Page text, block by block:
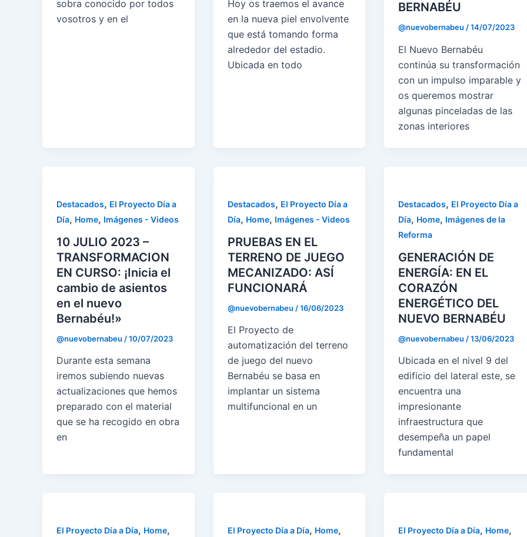
sobra conocido por todos
vosotros y en el
Hoy os traemos el avance
en la nueva piel envolvente
que está tomando forma
alrededor del estadio.
Ubicada en todo
BERNABÉU
@nuevobernabeu/14/07/2023
El Nuevo Bernabéu
continúa su transformación
con un impulso imparable y
os queremos mostrar
algunas pinceladas de las
zonas interiores
Destacados, El Proyecto Día a
Día, Home, Imágenes - Videos
10 JULIO 2023 –
TRANSFORMACION
EN CURSO: ¡Inicia el
cambio de asientos
en el nuevo
Bernabéu!»
@nuevobernabeu /10/07/2023
Durante esta semana
iremos subiendo nuevas
actualizaciones que hemos
preparado con el material
que se ha recogido en obra
en
Destacados, El Proyecto Día a
Día, Home, Imágenes - Videos
PRUEBAS EN EL
TERRENO DE JUEGO
MECANIZADO: ASÍ
FUNCIONARÁ
@nuevobernabeu /16/06/2023
El Proyecto de
automatización del terreno
de juego del nuevo
Bernabéu se basa en
implantar un sistema
multifuncional en un
Destacados, El Proyecto Día a
Día, Home, Imágenes de la
Reforma
GENERACIÓN DE
ENERGÍA: EN EL
CORAZÓN
ENERGÉTICO DEL
NUEVO BERNABÉU
@nuevobernabeu /13/06/2023
Ubicada en el nivel 9 del
edificio del lateral este, se
encuentra una
impresionante
infraestructura que
desempeña un papel
fundamental
El Proyecto Día a Día, Home, El Proyecto Día a Día, Home, El Proyecto Día a Día, Home,